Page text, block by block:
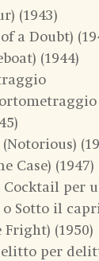
(1943)
a Doubt)
(1944)
Case) (1947)
per
Sotto il
(1950)
per